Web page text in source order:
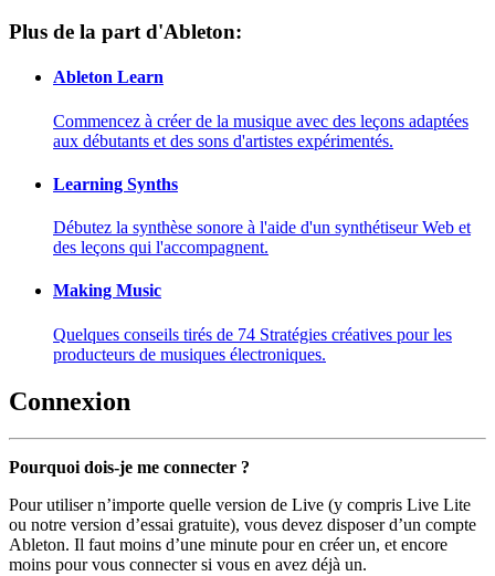
Plus de la part d'Ableton:
Ableton Learn
Commencez à créer de la musique avec des leçons adaptées
aux débutants et des sons d'artistes expérimentés.
Learning Synths
Débutez la synthèse sonore à l'aide d'un synthétiseur Web et
des leçons qui l'accompagnent.
Making Music
Quelques conseils tirés de 74 Stratégies créatives pour les
producteurs de musiques électroniques.
Connexion
Pourquoi dois-je me connecter ?
Pour utiliser n’importe quelle version de Live (y compris Live Lite
ou notre version d’essai gratuite), vous devez disposer d’un compte
Ableton. Il faut moins d’une minute pour en créer un, et encore
moins pour vous connecter si vous en avez déjà un.